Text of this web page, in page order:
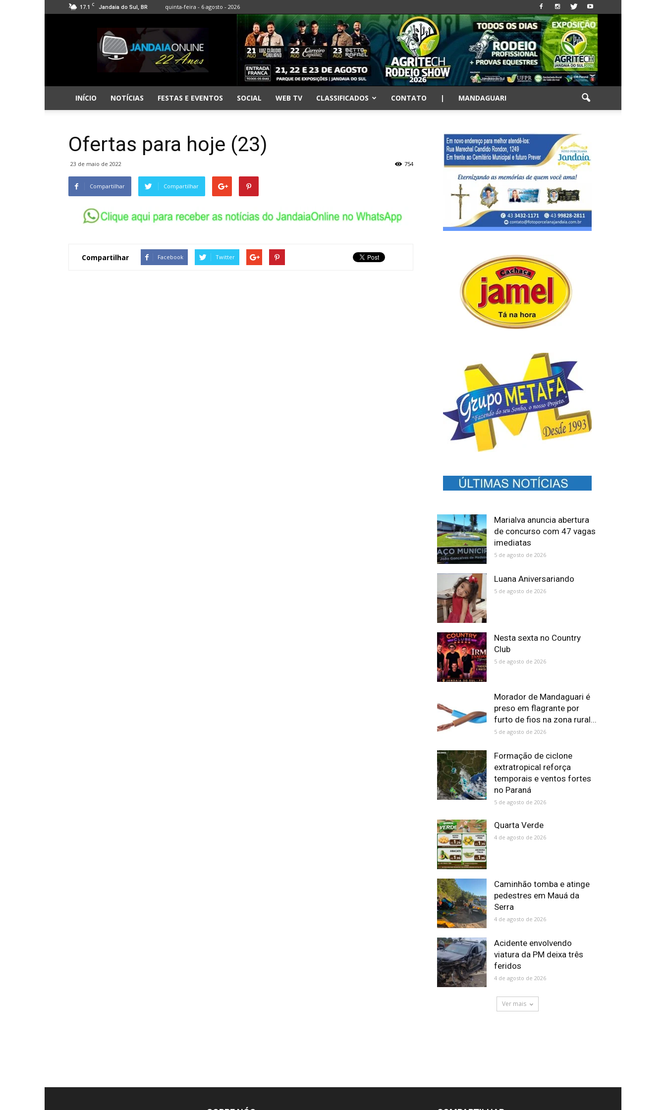
17.1 C Jandaia do Sul, BR quinta-feira - 6 agosto - 2026
Jandaia
Online
INÍCIO NOTÍCIAS FESTAS E EVENTOS SOCIAL WEB TV CLASSIFICADOS CONTATO | MANDAGUARI
Ofertas para hoje (23)
23 de maio de 2022 754
Compartilhar Compartilhar
Compartilhar Facebook Twitter
Marialva anuncia abertura
de concurso com 47 vagas
imediatas
5 de agosto de 2026
Luana Aniversariando
5 de agosto de 2026
Nesta sexta no Country
Club
5 de agosto de 2026
Morador de Mandaguari é
preso em flagrante por
furto de fios na zona rural...
5 de agosto de 2026
Formação de ciclone
extratropical reforça
temporais e ventos fortes
no Paraná
5 de agosto de 2026
Quarta Verde
4 de agosto de 2026
Caminhão tomba e atinge
pedestres em Mauá da
Serra
4 de agosto de 2026
Acidente envolvendo
viatura da PM deixa três
feridos
4 de agosto de 2026
Ver mais